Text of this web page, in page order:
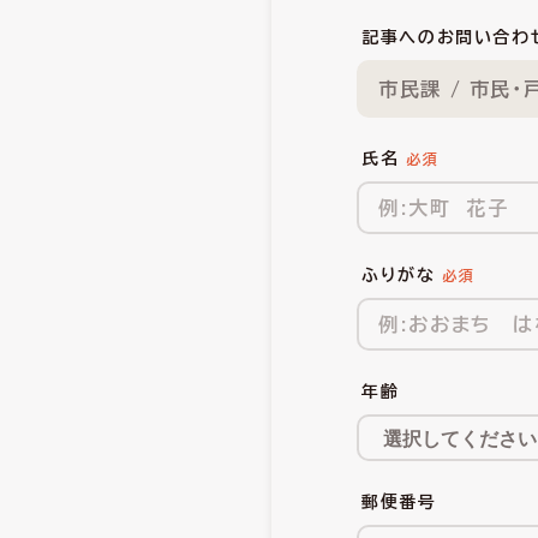
記事へのお問い合わ
市民課 / 市民・
氏名
ふりがな
年齢
郵便番号